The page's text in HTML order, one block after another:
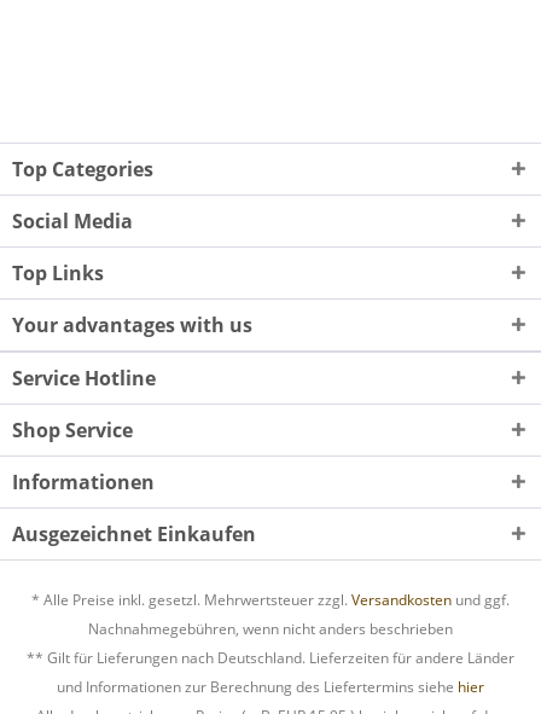
Top Categories
Social Media
Top Links
Your advantages with us
Service Hotline
Shop Service
Informationen
Ausgezeichnet Einkaufen
* Alle Preise inkl. gesetzl. Mehrwertsteuer zzgl. Versandkosten und ggf.
Nachnahmegebühren, wenn nicht anders beschrieben
** Gilt für Lieferungen nach Deutschland. Lieferzeiten für andere Länder
und Informationen zur Berechnung des Liefertermins siehe hier